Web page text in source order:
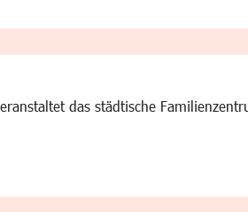
das städtische